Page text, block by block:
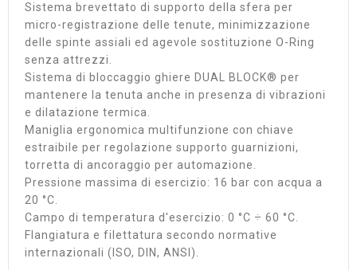
Sistema brevettato di supporto della sfera per
micro-registrazione delle tenute, minimizzazione
delle spinte assiali ed agevole sostituzione O-Ring
senza attrezzi.
Sistema di bloccaggio ghiere DUAL BLOCK® per
mantenere la tenuta anche in presenza di vibrazioni
e dilatazione termica.
Maniglia ergonomica multifunzione con chiave
estraibile per regolazione supporto guarnizioni,
torretta di ancoraggio per automazione.
Pressione massima di esercizio: 16 bar con acqua a
20 °C.
Campo di temperatura d'esercizio: 0 °C ÷ 60 °C.
Flangiatura e filettatura secondo normative
internazionali (ISO, DIN, ANSI).